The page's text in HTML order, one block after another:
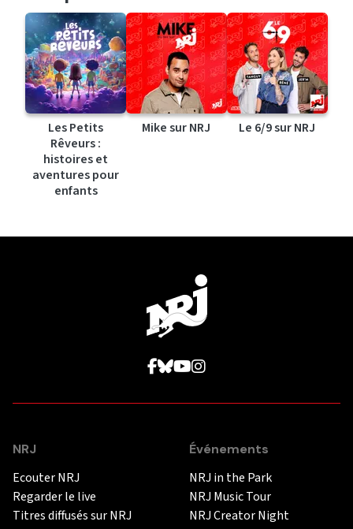
Les Petits
Rêveurs :
histoires et
aventures pour
enfants
Mike sur NRJ Le 6/9 sur NRJ
NRJ
Ecouter NRJ
Regarder le live
Titres diffusés sur NRJ
Événements
NRJ in the Park
NRJ Music Tour
NRJ Creator Night